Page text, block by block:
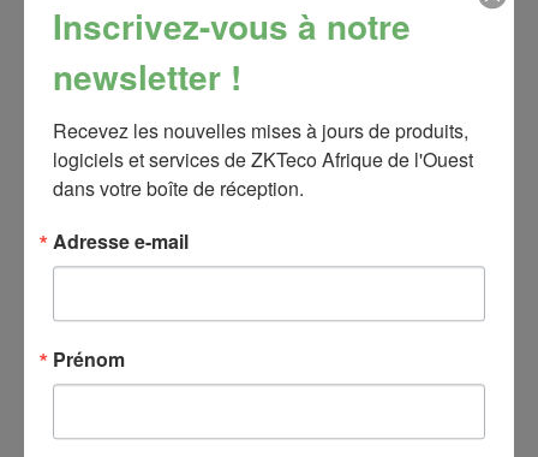
Postuler à une formation
CoordonnéesModifier
Inscrivez-vous à notre
newsletter !
Recevez les nouvelles mises à jours de produits,
logiciels et services de ZKTeco Afrique de l'Ouest
dans votre boîte de réception.
Adresse e-mail
Prénom